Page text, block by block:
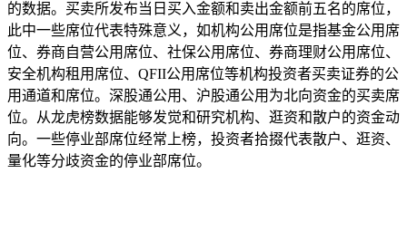
的数据。买卖所发布当日买入金额和卖出金额前五名的席位，
此中一些席位代表特殊意义，如机构公用席位是指基金公用席
位、券商自营公用席位、社保公用席位、券商理财公用席位、
安全机构租用席位、QFII公用席位等机构投资者买卖证券的公
用通道和席位。深股通公用、沪股通公用为北向资金的买卖席
位。从龙虎榜数据能够发觉和研究机构、逛资和散户的资金动
向。一些停业部席位经常上榜，投资者拾掇代表散户、逛资、
量化等分歧资金的停业部席位。